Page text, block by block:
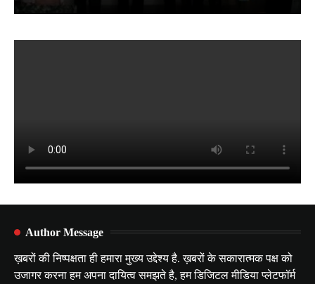
Author Message
ख़बरों की निष्पक्षता ही हमारा मुख्य उद्देश्य है. ख़बरों के सकारात्मक पक्ष को
उजागर करना हम अपना दायित्व समझते है, हम डिजिटल मीडिया प्लेटफॉर्म